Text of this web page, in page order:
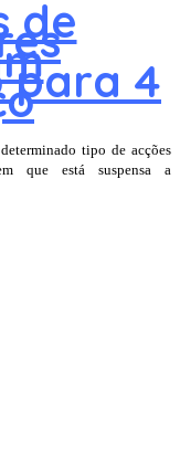
de
para 4
tipo de acções
que está suspensa a